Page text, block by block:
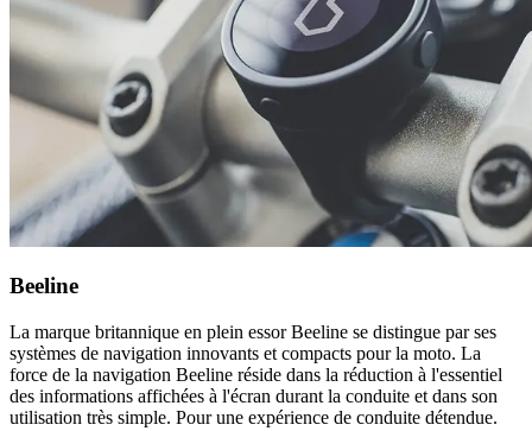
Beeline
La marque britannique en plein essor Beeline se distingue par ses
systèmes de navigation innovants et compacts pour la moto. La
force de la navigation Beeline réside dans la réduction à l'essentiel
des informations affichées à l'écran durant la conduite et dans son
utilisation très simple. Pour une expérience de conduite détendue.